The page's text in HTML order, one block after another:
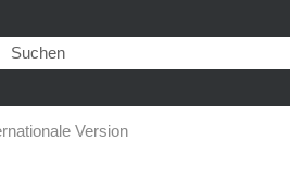
Version